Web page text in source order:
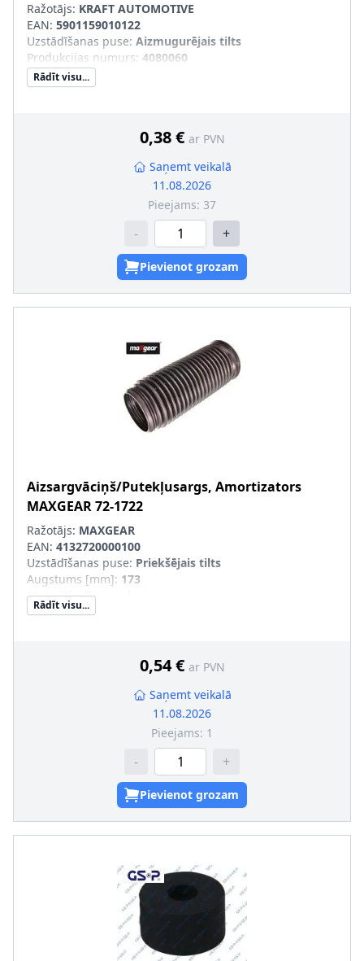
Ražotājs: KRAFT AUTOMOTIVE
EAN: 5901159010122
Uzstādīšanas puse: Aizmugurējais tilts
Produkcijas numurs: 4080060
Rādīt visu...
0,38 € ar PVN
Saņemt veikalā
11.08.2026
Pieejams: 37
- +
Pievienot grozam
Aizsargvāciņš/Putekļusargs, Amortizators
MAXGEAR72-1722
Ražotājs: MAXGEAR
EAN: 4132720000100
Uzstādīšanas puse: Priekšējais tilts
Augstums [mm]: 173
Materiāls:Termoplasts
Rādīt visu...
0,54 € ar PVN
Saņemt veikalā
11.08.2026
Pieejams: 1
- +
Pievienot grozam